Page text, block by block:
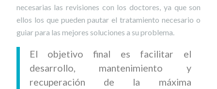
necesarias las revisiones con los doctores, ya que son
ellos los que pueden pautar el tratamiento necesario o
guiar para las mejores soluciones a su problema.
El objetivo final es facilitar el
desarrollo, mantenimiento y
recuperación de la máxima